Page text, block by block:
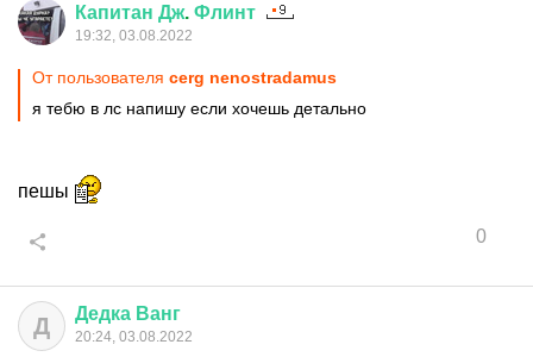
Капитан Дж. Флинт
19:32, 03.08.2022
От пользователя cerg nenostradamus
я тебю в лс напишу если хочешь детально
пешы
0
Д Дедка Ванг
20:24, 03.08.2022